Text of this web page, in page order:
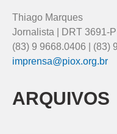
Thiago Marques
Jornalista | DRT 3691-
(83) 9 9668.0406 | (83)
imprensa@piox.org.br
ARQUIVOS